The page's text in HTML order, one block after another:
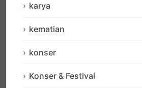
karya
kematian
konser
Konser & Festival